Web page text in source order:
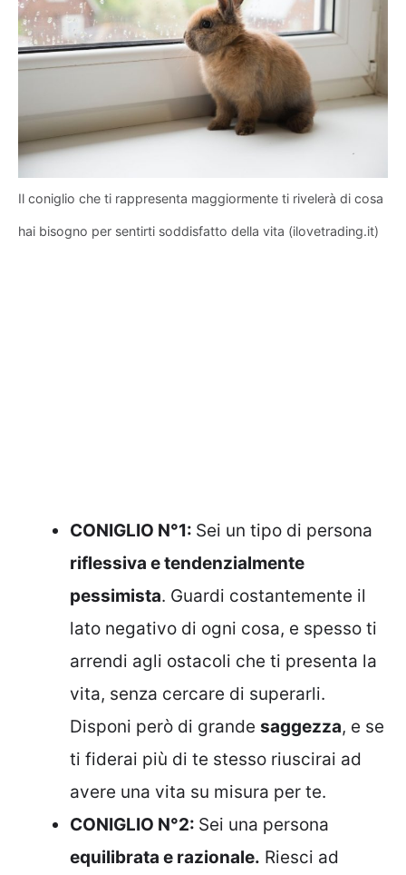
Il coniglio che ti rappresenta maggiormente ti rivelerà di cosa
hai bisogno per sentirti soddisfatto della vita (ilovetrading.it)
CONIGLIO N°1: Sei un tipo di persona
riflessiva e tendenzialmente
pessimista. Guardi costantemente il
lato negativo di ogni cosa, e spesso ti
arrendi agli ostacoli che ti presenta la
vita, senza cercare di superarli.
Disponi però di grande saggezza, e se
ti fiderai più di te stesso riuscirai ad
avere una vita su misura per te.
CONIGLIO N°2: Sei una persona
equilibrata e razionale. Riesci ad